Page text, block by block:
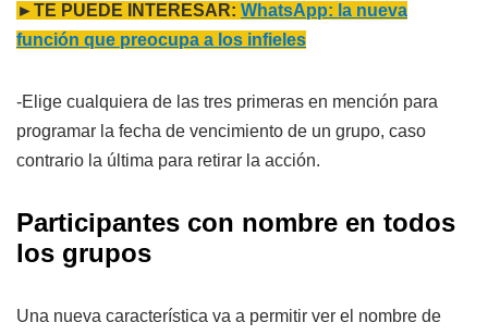
►TE PUEDE INTERESAR: WhatsApp: la nueva
función que preocupa a los infieles
-Elige cualquiera de las tres primeras en mención para
programar la fecha de vencimiento de un grupo, caso
contrario la última para retirar la acción.
Participantes con nombre en todos
los grupos
Una nueva característica va a permitir ver el nombre de